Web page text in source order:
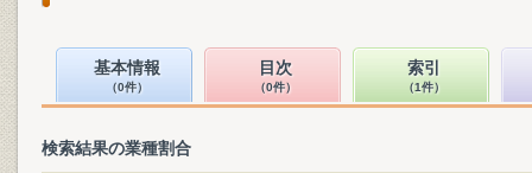
基本情報
（0件）
目次
（0件）
索引
（1件）
検索結果の業種割合